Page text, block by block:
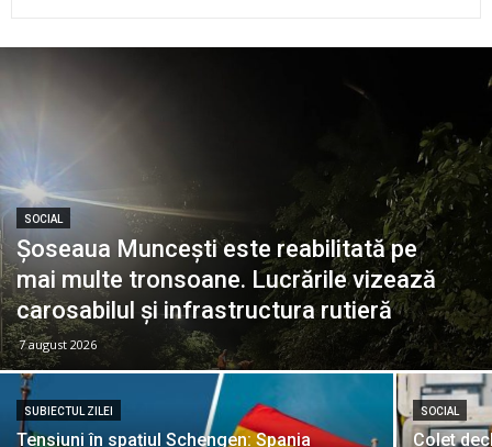
SOCIAL
Șoseaua Muncești este reabilitată pe
mai multe tronsoane. Lucrările vizează
carosabilul și infrastructura rutieră
7 august 2026
SUBIECTUL ZILEI
Tensiuni în spațiul Schengen: Spania
SOCIAL
Colet